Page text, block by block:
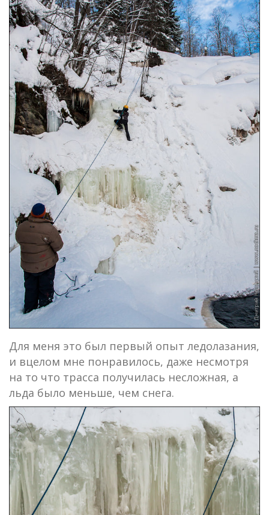
Для меня это был первый опыт ледолазания,
и вцелом мне понравилось, даже несмотря
на то что трасса получилась несложная, а
льда было меньше, чем снега.